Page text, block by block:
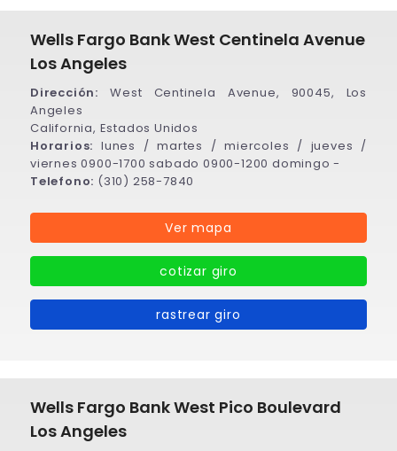
Wells Fargo Bank West Centinela Avenue
Los Angeles
Dirección:West Centinela Avenue, 90045, Los
Angeles
California, Estados Unidos
Horarios: lunes / martes / miercoles / jueves /
viernes 0900-1700 sabado 0900-1200 domingo -
Telefono: (310) 258-7840
Ver mapa
cotizar giro
rastrear giro
Wells Fargo Bank West Pico Boulevard
Los Angeles